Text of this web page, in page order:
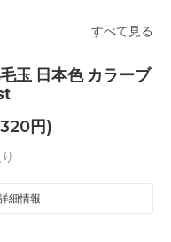
すべて見る
玉 日本色 カラーブ
円)
細情報